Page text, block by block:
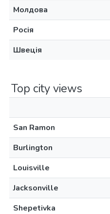
Молдова
Росія
Швеція
Top city views
San Ramon
Burlington
Louisville
Jacksonville
Shepetivka